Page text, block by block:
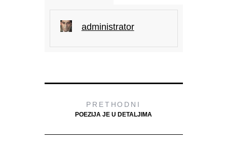
administrator
PRETHODNI
POEZIJA JE U DETALJIMA